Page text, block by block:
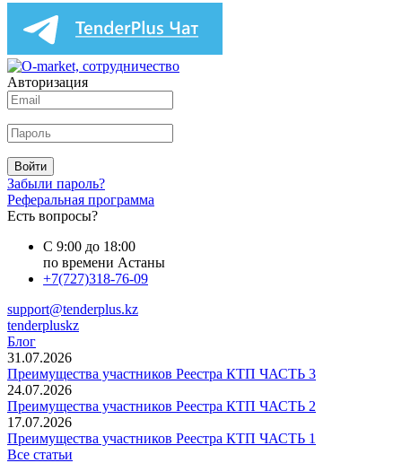
Авторизация
Войти
Забыли пароль?
Реферальная программа
Есть вопросы?
С 9:00 до 18:00
по времени Астаны
+7(727)318-76-09
support@tenderplus.kz
tenderpluskz
Блог
31.07.2026
Преимущества участников Реестра КТП ЧАСТЬ 3
24.07.2026
Преимущества участников Реестра КТП ЧАСТЬ 2
17.07.2026
Преимущества участников Реестра КТП ЧАСТЬ 1
Все статьи